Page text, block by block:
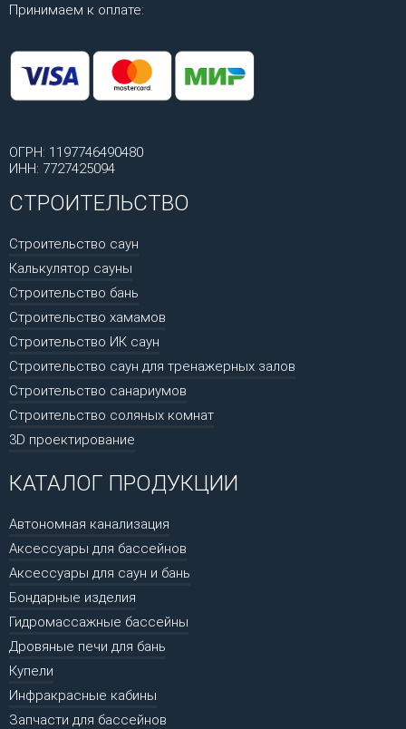
Принимаем к оплате:
ОГРН: 1197746490480
ИНН: 7727425094
СТРОИТЕЛЬСТВО
Строительство саун
Калькулятор сауны
Строительство бань
Строительство хамамов
Строительство ИК саун
Строительство саун для тренажерных залов
Строительство санариумов
Строительство соляных комнат
3D проектирование
КАТАЛОГ ПРОДУКЦИИ
Автономная канализация
Аксессуары для бассейнов
Аксессуары для саун и бань
Бондарные изделия
Гидромассажные бассейны
Дровяные печи для бань
Купели
Инфракрасные кабины
Запчасти для бассейнов